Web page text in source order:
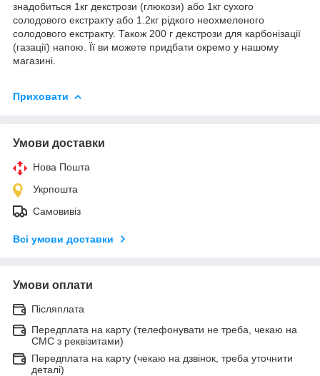
знадобиться 1кг декстрози (глюкози) або 1кг сухого
солодового екстракту або 1.2кг рідкого неохмеленого
солодового екстракту. Також 200 г декстрози для карбонізації
(газації) напою. Її ви можете придбати окремо у нашому
магазині.
Приховати
Умови доставки
Нова Пошта
Укрпошта
Самовивіз
Всі умови доставки
Умови оплати
Післяплата
Передплата на карту (телефонувати не треба, чекаю на
СМС з реквізитами)
Передплата на карту (чекаю на дзвінок, треба уточнити
деталі)